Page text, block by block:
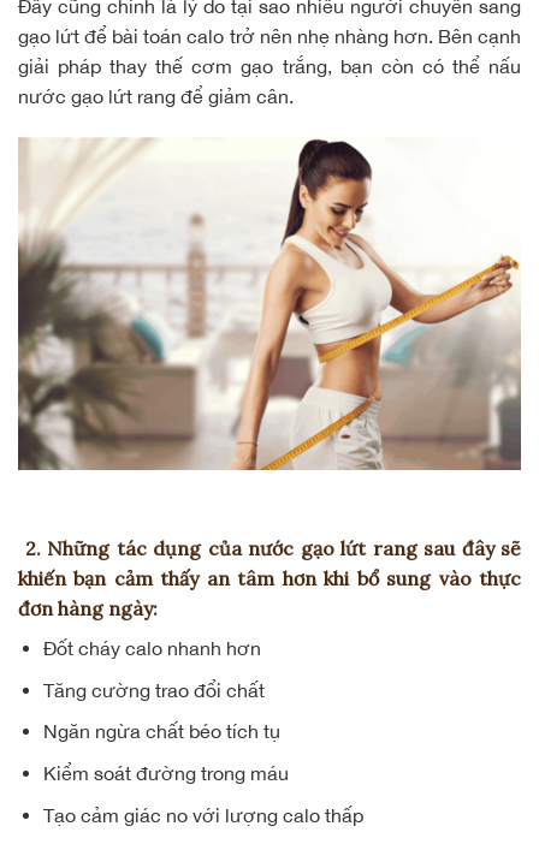
Đây cũng chính là lý do tại sao nhiều người chuyển sang
gạo lứt để bài toán calo trở nên nhẹ nhàng hơn. Bên cạnh
giải pháp thay thế cơm gạo trắng, bạn còn có thể nấu
nước gạo lứt rang để giảm cân.
2. Những tác dụng của nước gạo lứt rang sau đây sẽ
khiến bạn cảm thấy an tâm hơn khi bổ sung vào thực
đơn hàng ngày:
Đốt cháy calo nhanh hơn
Tăng cường trao đổi chất
Ngăn ngừa chất béo tích tụ
Kiểm soát đường trong máu
Tạo cảm giác no với lượng calo thấp